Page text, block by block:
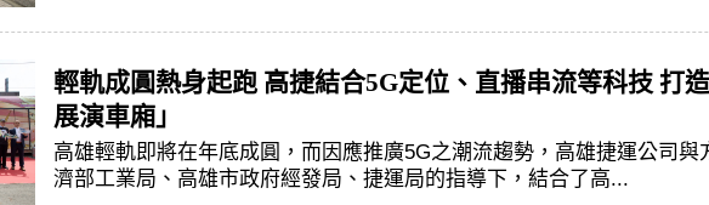
輕軌成圓熱身起跑 高捷結合5G定位、直播串流等科技 打
展演車廂」
高雄輕軌即將在年底成圓，而因應推廣5G之潮流趨勢，高雄捷運公司
濟部工業局、高雄市政府經發局、捷運局的指導下，結合了高...